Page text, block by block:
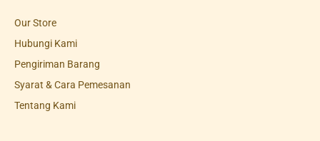
Our Store
Hubungi Kami
Pengiriman Barang
Syarat & Cara Pemesanan
Tentang Kami